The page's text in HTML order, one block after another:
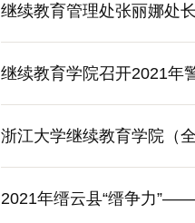
继续教育管理处张丽娜处
继续教育学院召开2021年
浙江大学继续教育学院（
2021年缙云县“缙争力